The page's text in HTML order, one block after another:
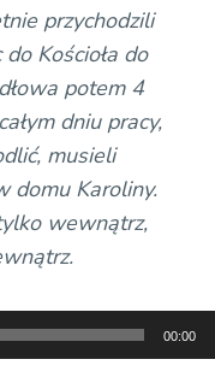
przychodzili
Kościoła do
potem 4
dniu pracy,
musieli
domu Karoliny.
wewnątrz,
00:00